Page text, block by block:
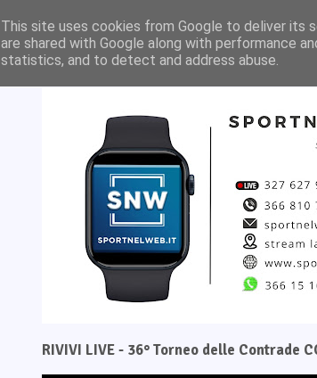
Home Il progetto
RIVIVI LIVE - 36° Torneo delle Contrade
This site uses cookies from Google to deliver its
are shared with Google along with performance
statistics, and to detect and address abuse.